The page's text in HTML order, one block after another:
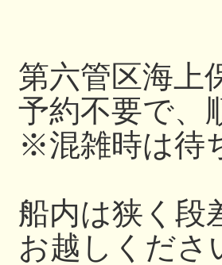
第六管区海上
予約不要で、
※混雑時は待
船内は狭く段
お越しくださ